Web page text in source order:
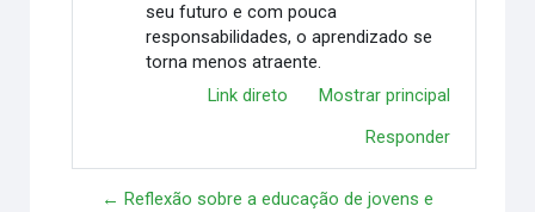
seu futuro e com pouca
responsabilidades, o aprendizado se
torna menos atraente.
Link direto
Mostrar principal
Responder
← Reflexão sobre a educação de jovens e